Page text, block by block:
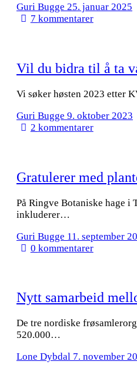
Guri Bugge 25. januar 2025
7 kommentarer
Vil du bidra til å ta
Vi søker høsten 2023 etter
Guri Bugge 9. oktober 2023
2 kommentarer
Gratulerer med
På Ringve Botaniske hage
inkluderer…
Guri Bugge 11. september
0 kommentarer
Nytt samarbeid
De tre nordiske
520.000…
Lone Dybdal 7. november